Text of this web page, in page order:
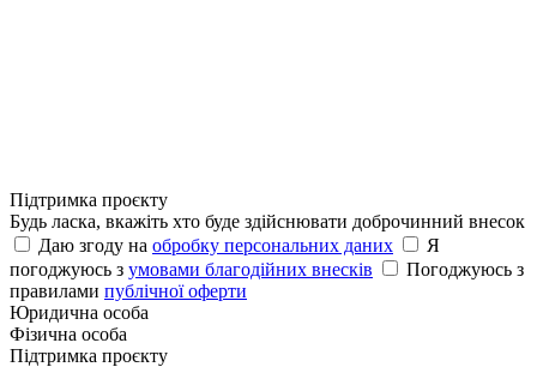
Підтримка проєкту
Будь ласка, вкажіть хто буде здійснювати доброчинний внесок
Даю згоду на обробку персональних даних
Я
погоджуюсь з умовами благодійних внесків
Погоджуюсь з
правилами публічної оферти
Юридична особа
Фізична особа
Підтримка проєкту